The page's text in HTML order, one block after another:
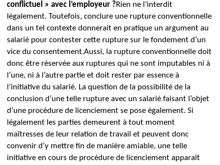
conflictuel » avec l’employeur ?Rien ne l’interdit
légalement. Toutefois, conclure une rupture conventionnelle
dans un tel contexte donnerait en pratique un argument au
salarié pour contester cette rupture sur le fondement d’un
vice du consentement.Aussi, la rupture conventionnelle doit
donc être réservée aux ruptures qui ne sont imputables ni à
l’une, ni à l’autre partie et doit rester par essence à
l’initiative du salarié. La question de la possibilité de la
conclusion d’une telle rupture avec un salarié faisant l’objet
d’une procédure de licenciement se pose également. Si
légalement les parties demeurent à tout moment
maîtresses de leur relation de travail et peuvent donc
convenir d’y mettre fin de manière amiable, une telle
initiative en cours de procédure de licenciement apparaît